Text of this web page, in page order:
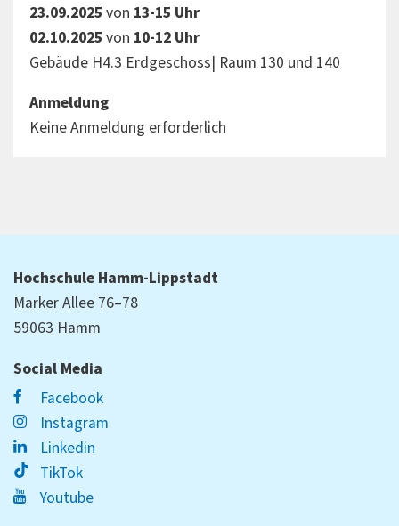
23.09.2025 von 13-15 Uhr
02.10.2025 von 10-12 Uhr
Gebäude H4.3 Erdgeschoss| Raum 130 und 140
Anmeldung
Keine Anmeldung erforderlich
Hochschule Hamm-Lippstadt
Marker Allee 76–78
59063 Hamm
Social Media
Facebook
Instagram
Linkedin
TikTok
Youtube